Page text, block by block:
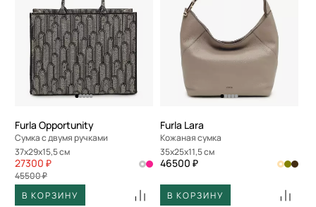
Furla Opportunity
Сумка с двумя ручками
37x29x15,5 см
27300 ₽
45500 ₽
В КОРЗИНУ
Furla Lara
Кожаная сумка
35x25x11,5 см
46500 ₽
В КОРЗИНУ